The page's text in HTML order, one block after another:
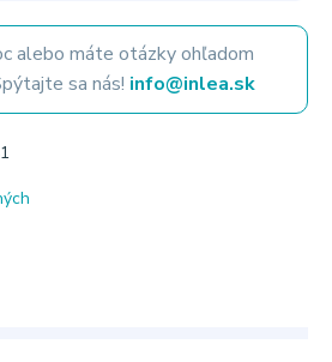
alebo máte otázky ohľadom
sa nás! info@inlea.sk